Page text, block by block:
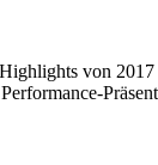
von 2017